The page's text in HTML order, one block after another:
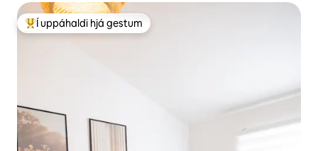
Í mestu uppáhaldi hjá gestum
Í uppáhaldi hjá gestum